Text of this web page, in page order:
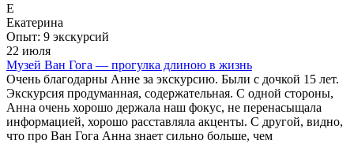
Е
Екатерина
Опыт: 9 экскурсий
22 июля
Музей Ван Гога — прогулка длиною в жизнь
Очень благодарны Анне за экскурсию. Были с дочкой 15 лет.
Экскурсия продуманная, содержательная. С одной стороны,
Анна очень хорошо держала наш фокус, не перенасыщала
информацией, хорошо расставляла акценты. С другой, видно,
что про Ван Гога Анна знает сильно больше, чем